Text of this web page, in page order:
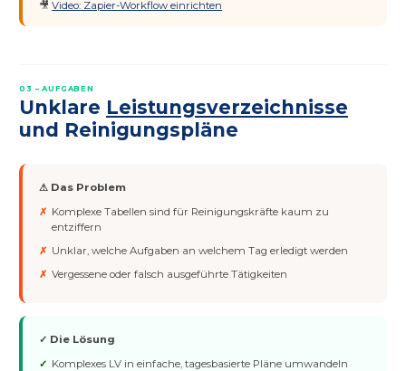
🎥Video: Zapier-Workflow einrichten
03 – AUFGABEN
Unklare Leistungsverzeichnisse
und Reinigungspläne
⚠ Das Problem
Komplexe Tabellen sind für Reinigungskräfte kaum zu
entziffern
Unklar, welche Aufgaben an welchem Tag erledigt werden
Vergessene oder falsch ausgeführte Tätigkeiten
✓ Die Lösung
Komplexes LV in einfache, tagesbasierte Pläne umwandeln